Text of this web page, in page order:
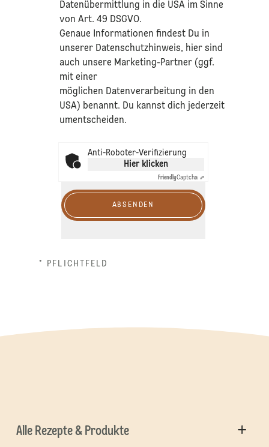
Datenübermittlung in die USA im Sinne
von Art. 49 DSGVO.​
​Genaue Informationen findest Du in
unserer Datenschutzhinweis, hier sind
auch unsere Marketing-Partner (ggf.
mit einer
möglichen Datenverarbeitung in den
USA) benannt. Du kannst dich jederzeit
umentscheiden.
Anti-Roboter-Verifizierung
Hier klicken
FriendlyCaptcha ⇗
ABSENDEN
* PFLICHTFELD
Alle Rezepte & Produkte